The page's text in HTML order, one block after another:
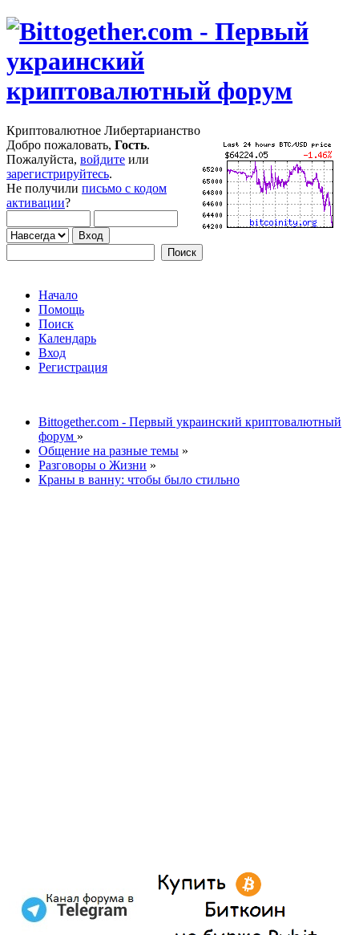
Криптовалютное Либертарианство
Добро пожаловать, Гость.
Пожалуйста, войдите или
зарегистрируйтесь.
Не получили письмо с кодом
активации?
Начало
Помощь
Поиск
Календарь
Вход
Регистрация
Bittogether.com - Первый украинский криптовалютный
форум »
Общение на разные темы »
Разговоры о Жизни »
Краны в ванну: чтобы было стильно